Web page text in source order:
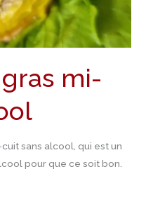
mi-
sans alcool, qui est un
pour que ce soit bon.